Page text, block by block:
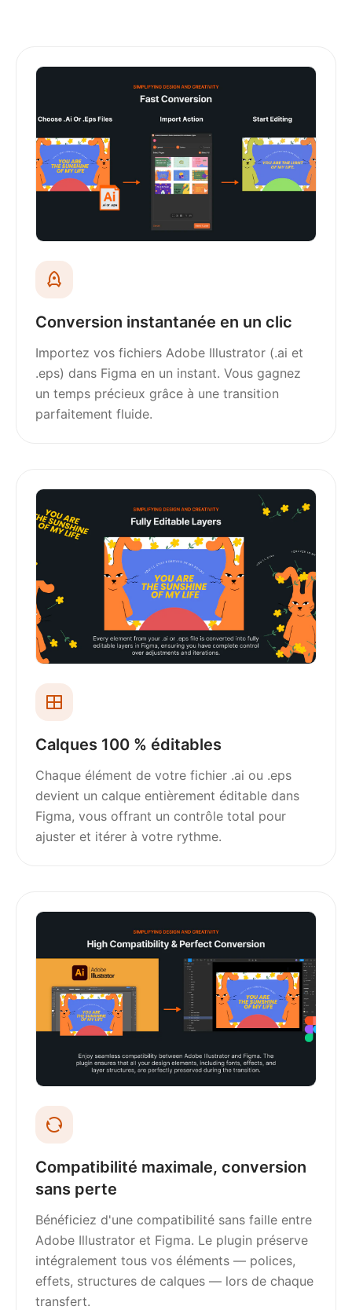
Conversion instantanée en un clic
Importez vos fichiers Adobe Illustrator (.ai et
.eps) dans Figma en un instant. Vous gagnez
un temps précieux grâce à une transition
parfaitement fluide.
Calques 100 % éditables
Chaque élément de votre fichier .ai ou .eps
devient un calque entièrement éditable dans
Figma, vous offrant un contrôle total pour
ajuster et itérer à votre rythme.
Compatibilité maximale, conversion
sans perte
Bénéficiez d'une compatibilité sans faille entre
Adobe Illustrator et Figma. Le plugin préserve
intégralement tous vos éléments — polices,
effets, structures de calques — lors de chaque
transfert.